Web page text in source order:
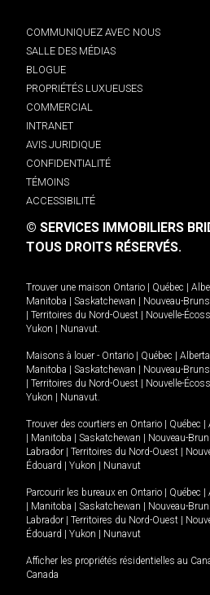
COMMUNIQUEZ AVEC NOUS
SALLE DES MÉDIAS
BLOGUE
PROPRIÉTÉS LUXUEUSES
COMMERCIAL
INTRANET
AVIS JURIDIQUE
CONFIDENTIALITÉ
TÉMOINS
ACCESSIBILITÉ
© SERVICES IMMOBILIERS
TOUS DROITS RÉSERVÉS.
Trouver une maison Ontario Québec
Manitoba
Saskatchewan Nouveau-
Territoires du Nord-Ouest Nouvelle-
Yukon
Nunavut.
Maisons à louer - Ontario Québec Alberta
Manitoba
Saskatchewan Nouveau-
Territoires du Nord-Ouest Nouvelle-
Yukon
Nunavut.
Trouver des courtiers en Ontario Québec
Manitoba Saskatchewan Nouveau-
Labrador
Territoires du Nord-Ouest
Édouard
Yukon Nunavut
Parcourir les bureaux en Ontario Québec
Manitoba Saskatchewan Nouveau-
Labrador
Territoires du Nord-Ouest
Édouard
Yukon Nunavut
Afficher les propriétés résidentielles au
Canada